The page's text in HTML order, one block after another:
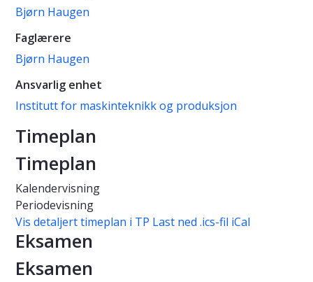
Bjørn Haugen
Faglærere
Bjørn Haugen
Ansvarlig enhet
Institutt for maskinteknikk og produksjon
Timeplan
Timeplan
Kalendervisning
Periodevisning
Vis detaljert timeplan i TP Last ned .ics-fil iCal
Eksamen
Eksamen